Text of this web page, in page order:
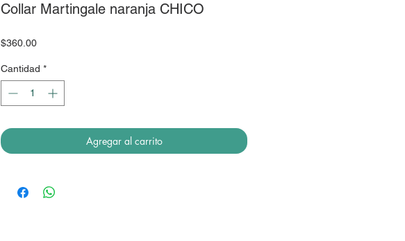
Collar Martingale naranja CHICO
$360.00Precio
Cantidad *
Agregar al carrito